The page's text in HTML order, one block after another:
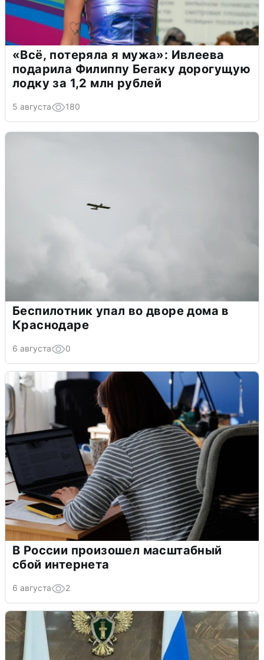
«Всё, потеряла я мужа»: Ивлеева
подарила Филиппу Бегаку дорогущую
лодку за 1,2 млн рублей
5 августа 180
Беспилотник упал во дворе дома в
Краснодаре
6 августа 0
В России произошел масштабный
сбой интернета
6 августа 2